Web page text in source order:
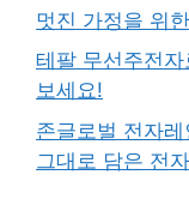
멋진 가정을 위
테팔 무선주전
보세요!
존글로벌 전자
그대로 담은 전